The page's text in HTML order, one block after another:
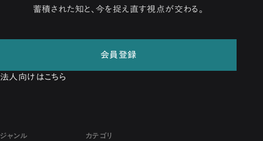
蓄積された知と、今を捉え直す視点が交わる。
会員登録
法人向けはこちら
ジャンル カテゴリ